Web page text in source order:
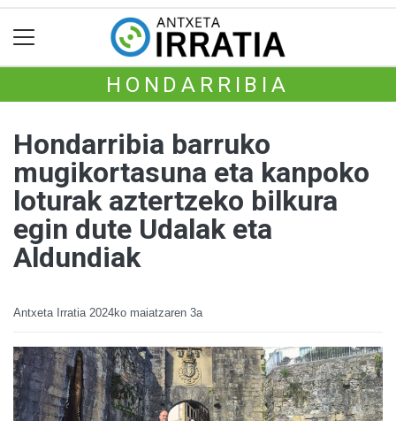
HONDARRIBIA
Hondarribia barruko
mugikortasuna eta kanpoko
loturak aztertzeko bilkura
egin dute Udalak eta
Aldundiak
Antxeta Irratia 2024ko maiatzaren 3a